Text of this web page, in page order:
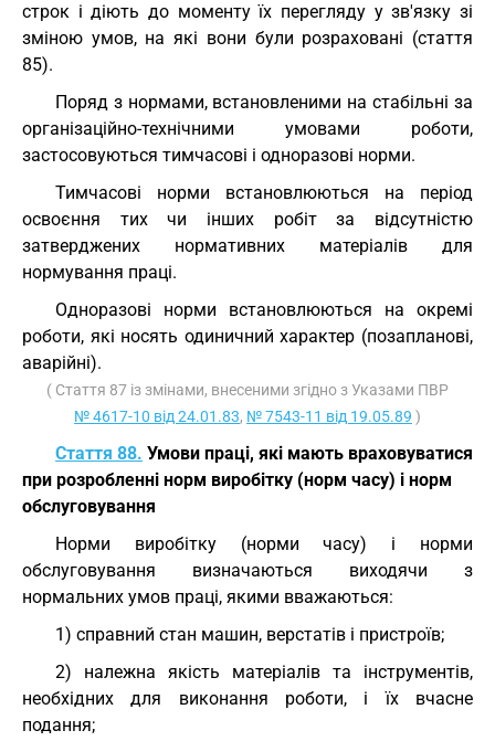
строк і діють до моменту їх перегляду у зв'язку зі
зміною умов, на які вони були розраховані (стаття
85).
Поряд з нормами, встановленими на стабільні за
організаційно-технічними умовами роботи,
застосовуються тимчасові і одноразові норми.
Тимчасові норми встановлюються на період
освоєння тих чи інших робіт за відсутністю
затверджених нормативних матеріалів для
нормування праці.
Одноразові норми встановлюються на окремі
роботи, які носять одиничний характер (позапланові,
аварійні).
( Стаття 87 із змінами, внесеними згідно з Указами ПВР
№ 4617-10 від 24.01.83, № 7543-11 від 19.05.89 )
Стаття 88. Умови праці, які мають враховуватися
при розробленні норм виробітку (норм часу) і норм
обслуговування
Норми виробітку (норми часу) і норми
обслуговування визначаються виходячи з
нормальних умов праці, якими вважаються:
1) справний стан машин, верстатів і пристроїв;
2) належна якість матеріалів та інструментів,
необхідних для виконання роботи, і їх вчасне
подання;